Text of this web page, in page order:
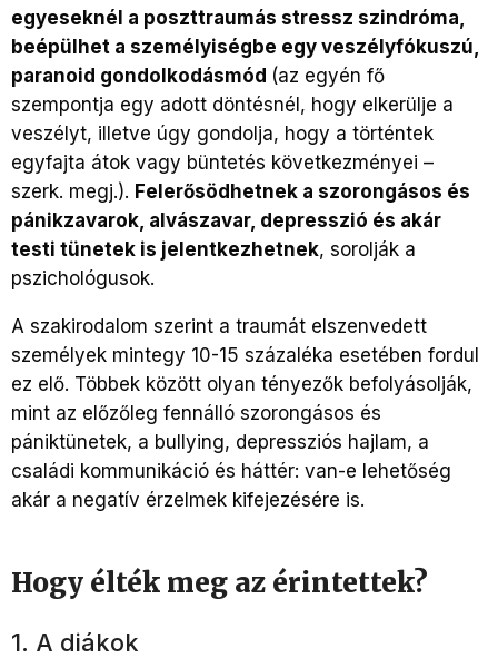
egyeseknél a poszttraumás stressz szindróma,
beépülhet a személyiségbe egy veszélyfókuszú,
paranoid gondolkodásmód (az egyén fő
szempontja egy adott döntésnél, hogy elkerülje a
veszélyt, illetve úgy gondolja, hogy a történtek
egyfajta átok vagy büntetés következményei –
szerk. megj.). Felerősödhetnek a szorongásos és
pánikzavarok, alvászavar, depresszió és akár
testi tünetek is jelentkezhetnek, sorolják a
pszichológusok.
A szakirodalom szerint a traumát elszenvedett
személyek mintegy 10-15 százaléka esetében fordul
ez elő. Többek között olyan tényezők befolyásolják,
mint az előzőleg fennálló szorongásos és
pániktünetek, a bullying, depressziós hajlam, a
családi kommunikáció és háttér: van-e lehetőség
akár a negatív érzelmek kifejezésére is.
Hogy élték meg az érintettek?
1. A diákok